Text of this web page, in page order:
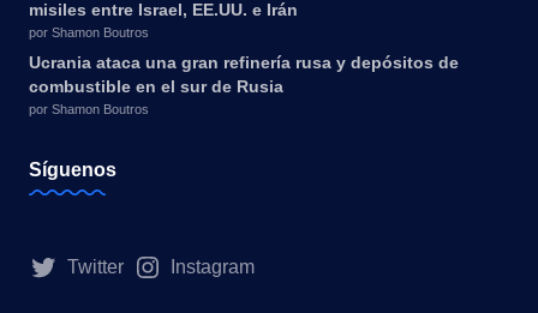
misiles entre Israel, EE.UU. e Irán
por Shamon Boutros
Ucrania ataca una gran refinería rusa y depósitos de
combustible en el sur de Rusia
por Shamon Boutros
Síguenos
Twitter Instagram